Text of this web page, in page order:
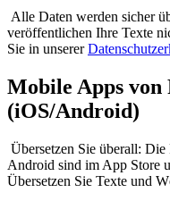
Alle Daten werden sicher
veröffentlichen Ihre Texte
Sie in unserer
Mobile Apps von
(iOS/Android)
Übersetzen Sie überall:
Android sind im App Store
Übersetzen Sie Texte und